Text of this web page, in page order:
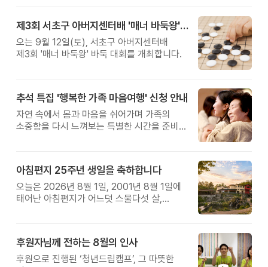
제3회 서초구 아버지센터배 '매너 바둑왕' 대회
오는 9월 12일(토), 서초구 아버지센터배
제3회 '매너 바둑왕' 바둑 대회를 개최합니다.
추석 특집 '행복한 가족 마음여행' 신청 안내
자연 속에서 몸과 마음을 쉬어가며 가족의
소중함을 다시 느껴보는 특별한 시간을 준비해
아침편지 25주년 생일을 축하합니다
오늘은 2026년 8월 1일, 2001년 8월 1일에
태어난 아침편지가 어느덧 스물다섯 살,
후원자님께 전하는 8월의 인사
후원으로 진행된 ‘청년드림캠프’, 그 따뜻한